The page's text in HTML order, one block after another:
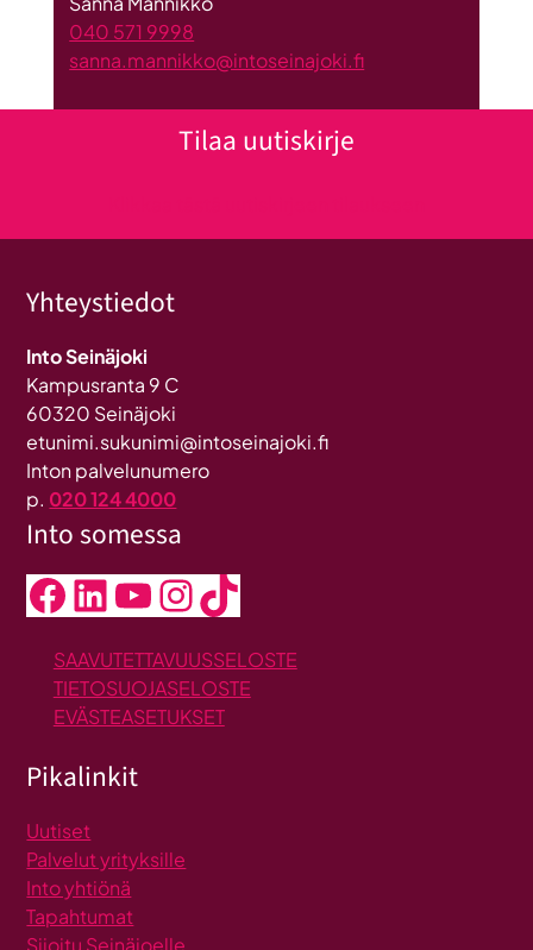
040 571 9998
sanna.mannikko@intoseinajoki.fi
Tilaa uutiskirje
Yhteystiedot
Into Seinäjoki
Kampusranta 9 C
60320 Seinäjoki
etunimi.sukunimi@intoseinajoki.fi
Inton palvelunumero
p. 020 124 4000
Into somessa
Facebook LinkedIn YouTube InstagramTikTok
SAAVUTETTAVUUSSELOSTE
TIETOSUOJASELOSTE
EVÄSTEASETUKSET
Pikalinkit
Uutiset
Palvelut yrityksille
Into yhtiönä
Tapahtumat